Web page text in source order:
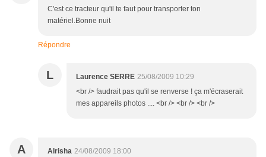
C'est ce tracteur qu'il te faut pour transporter ton
matériel.Bonne nuit
Répondre
L Laurence SERRE 25/08/2009 10:29
<br /> faudrait pas qu'il se renverse ! ça m'écraserait
mes appareils photos .... <br /> <br /> <br />
A Alrisha 24/08/2009 18:00